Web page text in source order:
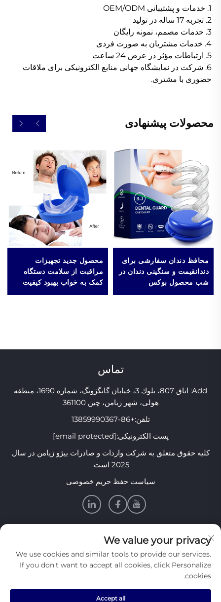
1. خدمات و پشتیبانی OEM/ODM
2. تجربه 17 ساله در تولید
3. خدمات مصمم، نمونه رایگان
4. خدمات مشتریان به صورت فردی
5. ارتباطات مؤثر در عرض 24 ساعت
حضوری با مشتری.
محصولات پیشنهادی
محافظ دندان سفارشی برای
دندانقیمت و سنگینی دندان در
شب محصول بوکس
محصول جدید تجهیزات
مراقبت از سلامت دستگاه
کمک به خواب بهبود کیفیت
خواب مواد سیلیکونی EVA
تماس
Add: اتاق 807، بلوك 3، خیابان گانگژونگ، شماره 1690، منطقه
هولی، شهر زیامن، چین 361100
تلفن:+86-13859990367
پست الکترونیکی:[email protected]
کلیه حقوق متعلق به شرکت واردات و صادرات ییژو زیامن در سال
2025 است.
سیاست حفظ حریم خصوصی
اطلاعات
برای دریافت خبرنامه هفتگی ما عضو شوید
We value your privacy
We use cookies and similar tools to provide our services.
If you don't want to accept all cookies, click Personalize
cookies.
Accept all